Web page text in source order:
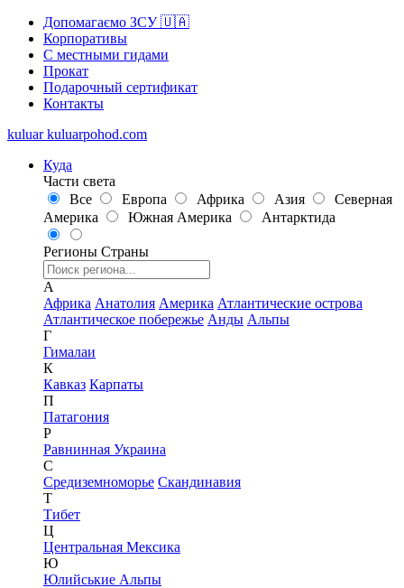
Допомагаємо ЗСУ 🇺🇦
Корпоративы
С местными гидами
Прокат
Подарочный сертификат
Контакты
kuluar kuluarpohod.com
Куда
Части света
Все
Европа Африка Азия
Северная
Америка
Южная Америка Антарктида
Регионы Страны
А
Африка Анатолия Америка Атлантические острова
Атлантическое побережье Анды Альпы
Г
Гималаи
К
Кавказ Карпаты
П
Патагония
Р
Равнинная Украина
С
Средиземноморье Скандинавия
Т
Тибет
Ц
Центральная Мексика
Ю
Юлийськие Альпы